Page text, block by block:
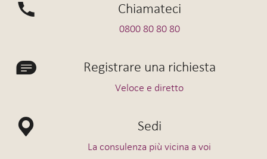
Chiamateci
0800 80 80 80
Registrare una richiesta
Veloce e diretto
Sedi
La consulenza più vicina a voi